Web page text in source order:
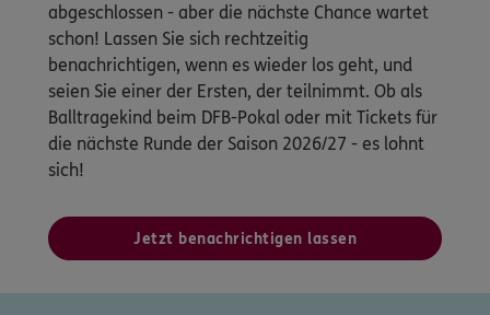
abgeschlossen - aber die nächste Chance wartet
schon! Lassen Sie sich rechtzeitig
benachrichtigen, wenn es wieder los geht, und
seien Sie einer der Ersten, der teilnimmt. Ob als
Balltragekind beim DFB-Pokal oder mit Tickets für
die nächste Runde der Saison 2026/27 - es lohnt
sich!
Jetzt benachrichtigen lassen